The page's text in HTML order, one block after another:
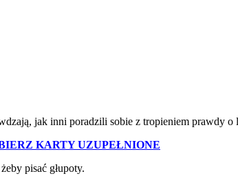
jak inni poradzili sobie z tropieniem prawdy o
KARTY UZUPEŁNIONE
pisać głupoty.